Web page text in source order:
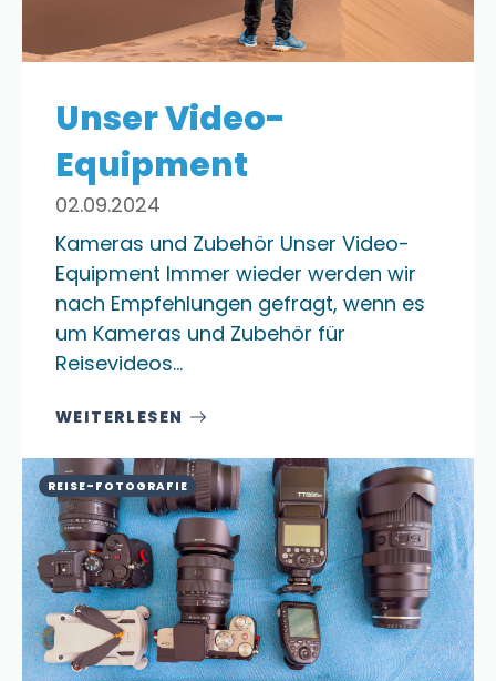
Unser Video-
Equipment
02.09.2024
Kameras und Zubehör Unser Video-
Equipment Immer wieder werden wir
nach Empfehlungen gefragt, wenn es
um Kameras und Zubehör für
Reisevideos…
WEITERLESEN
REISE-FOTOGRAFIE